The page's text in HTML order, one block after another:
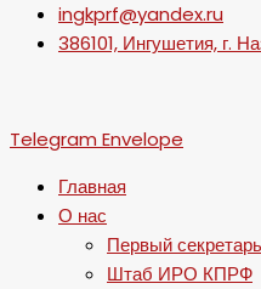
ingkprf@yandex.ru
386101, Ингушетия, г.
Telegram Envelope
Главная
О нас
Первый
Штаб ИРО КПРФ